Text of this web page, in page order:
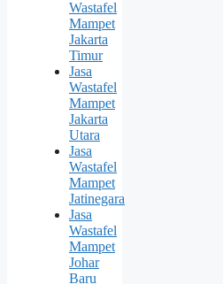
Wastafel
Mampet
Jakarta
Timur
Jasa
Wastafel
Mampet
Jakarta
Utara
Jasa
Wastafel
Mampet
Jatinegara
Jasa
Wastafel
Mampet
Johar
Baru